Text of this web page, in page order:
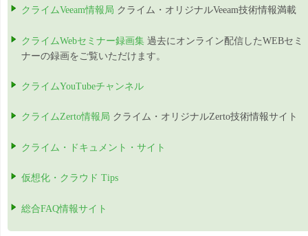
クライムVeeam情報局 クライム・オリジナルVeeam技術情報満載
クライムWebセミナー録画集 過去にオンライン配信したWEBセミ
ナーの録画をご覧いただけます。
クライムYouTubeチャンネル
クライムZerto情報局 クライム・オリジナルZerto技術情報サイト
クライム・ドキュメント・サイト
仮想化・クラウド Tips
総合FAQ情報サイト